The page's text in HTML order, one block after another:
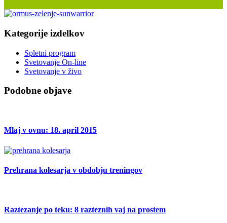
Kategorije izdelkov
Spletni program
Svetovanje On-line
Svetovanje v živo
Podobne objave
Mlaj v ovnu: 18. april 2015
Prehrana kolesarja v obdobju treningov
Raztezanje po teku: 8 razteznih vaj na prostem